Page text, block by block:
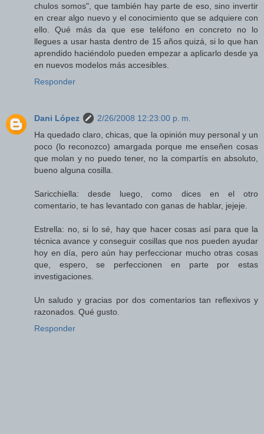
chulos somos", que también hay parte de eso, sino invertir
en crear algo nuevo y el conocimiento que se adquiere con
ello. Qué más da que ese teléfono en concreto no lo
llegues a usar hasta dentro de 15 años quizá, si lo que han
aprendido haciéndolo pueden empezar a aplicarlo desde ya
en nuevos modelos más accesibles.
Responder
Dani López
2/26/2008 12:23:00 p. m.
Ha quedado claro, chicas, que la opinión muy personal y un
poco (lo reconozco) amargada porque me enseñen cosas
que molan y no puedo tener, no la compartís en absoluto,
bueno alguna cosilla.
Saricchiella: desde luego, como dices en el otro
comentario, te has levantado con ganas de hablar, jejeje.
Estrella: no, si lo sé, hay que hacer cosas así para que la
técnica avance y conseguir cosillas que nos pueden ayudar
hoy en día, pero aún hay perfeccionar mucho otras cosas
que, espero, se perfeccionen en parte por estas
investigaciones.
Un saludo y gracias por dos comentarios tan reflexivos y
razonados. Qué gusto.
Responder